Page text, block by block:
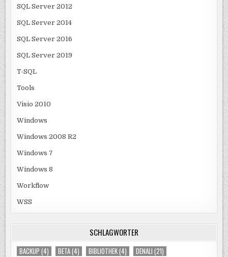
SQL Server 2012
SQL Server 2014
SQL Server 2016
SQL Server 2019
T-SQL
Tools
Visio 2010
Windows
Windows 2008 R2
Windows 7
Windows 8
Workflow
WSS
SCHLAGWÖRTER
BACKUP (4) BETA(4) BIBLIOTHEK(4) DENALI (21)